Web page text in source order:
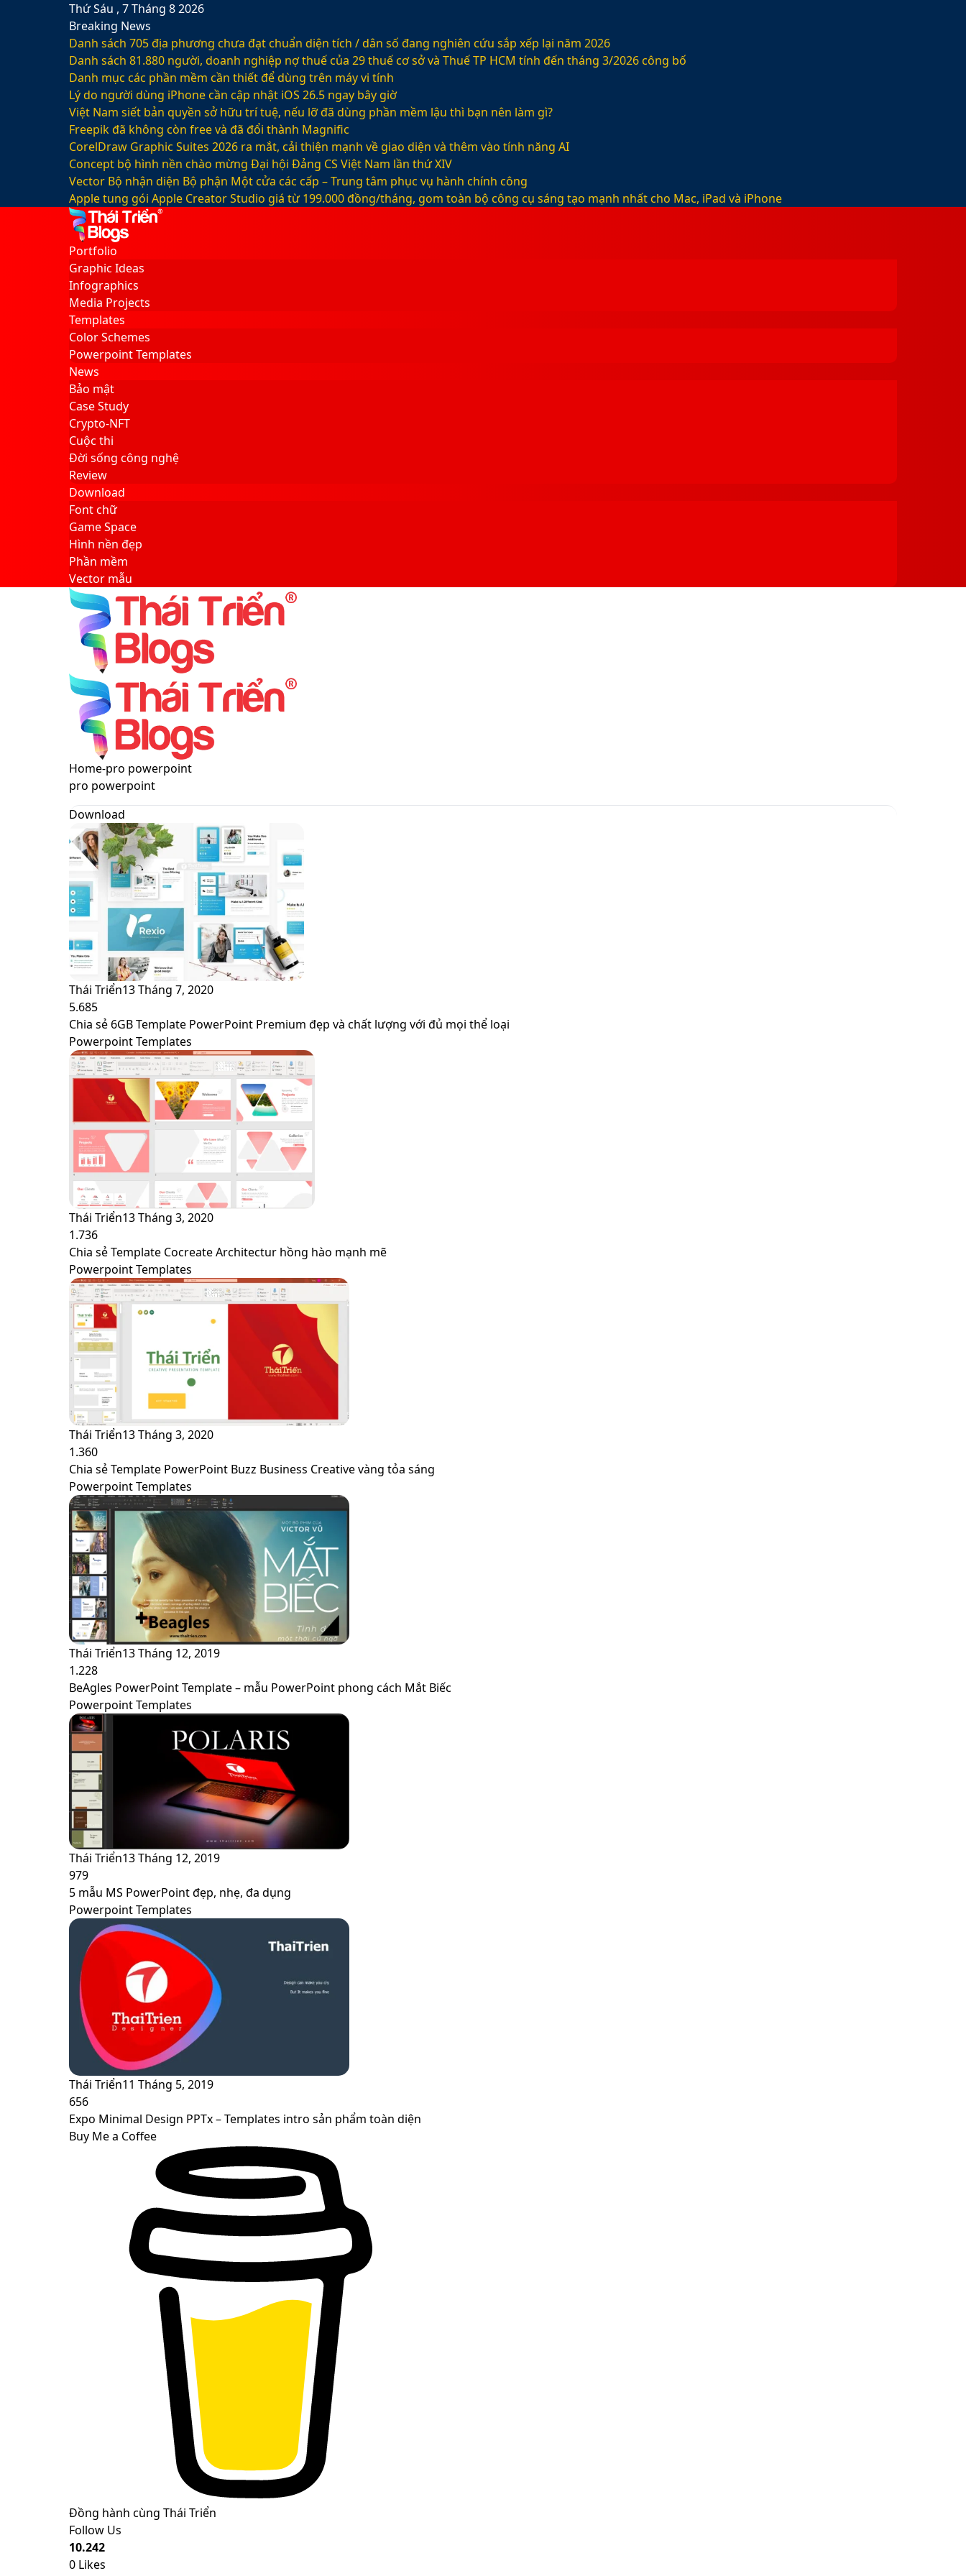
Thứ Sáu , 7 Tháng 8 2026
Breaking News
Danh sách 705 địa phương chưa đạt chuẩn diện tích / dân số đang nghiên cứu sắp xếp lại năm 2026
Danh sách 81.880‬ người, doanh nghiệp nợ thuế của 29 thuế cơ sở và Thuế TP HCM tính đến tháng 3/2026 công bố
Danh mục các phần mềm cần thiết để dùng trên máy vi tính
Lý do người dùng iPhone cần cập nhật iOS 26.5 ngay bây giờ
Việt Nam siết bản quyền sở hữu trí tuệ, nếu lỡ đã dùng phần mềm lậu thì bạn nên làm gì?
Freepik đã không còn free và đã đổi thành Magnific
CorelDraw Graphic Suites 2026 ra mắt, cải thiện mạnh về giao diện và thêm vào tính năng AI
Concept bộ hình nền chào mừng Đại hội Đảng CS Việt Nam lần thứ XIV
Vector Bộ nhận diện Bộ phận Một cửa các cấp – Trung tâm phục vụ hành chính công
Apple tung gói Apple Creator Studio giá từ 199.000 đồng/tháng, gom toàn bộ công cụ sáng tạo mạnh nhất cho Mac, iPad và iPhone
Facebook
X
LinkedIn
YouTube
Google
Play
Sidebar
Switch
skin
Portfolio
Graphic Ideas
Infographics
Media Projects
Templates
Color Schemes
Powerpoint Templates
News
Bảo mật
Case Study
Crypto-NFT
Cuộc thi
Đời sống công nghệ
Review
Download
Font chữ
Game Space
Hình nền đẹp
Phần mềm
Vector mẫu
Sidebar
Search
for
Menu
Switch
skin
Home-pro powerpoint
pro powerpoint
Download
Thái Triển13 Tháng 7, 2020
5.685
Chia sẻ 6GB Template PowerPoint Premium đẹp và chất lượng với đủ mọi thể loại
Powerpoint Templates
Thái Triển13 Tháng 3, 2020
1.736
Chia sẻ Template Cocreate Architectur hồng hào mạnh mẽ
Powerpoint Templates
Thái Triển13 Tháng 3, 2020
1.360
Chia sẻ Template PowerPoint Buzz Business Creative vàng tỏa sáng
Powerpoint Templates
Thái Triển13 Tháng 12, 2019
1.228
BeAgles PowerPoint Template – mẫu PowerPoint phong cách Mắt Biếc
Powerpoint Templates
Thái Triển13 Tháng 12, 2019
979
5 mẫu MS PowerPoint đẹp, nhẹ, đa dụng
Powerpoint Templates
Thái Triển11 Tháng 5, 2019
656
Expo Minimal Design PPTx – Templates intro sản phẩm toàn diện
Buy Me a Coffee
Đồng hành cùng Thái Triển
Follow Us
10.242
0 Likes